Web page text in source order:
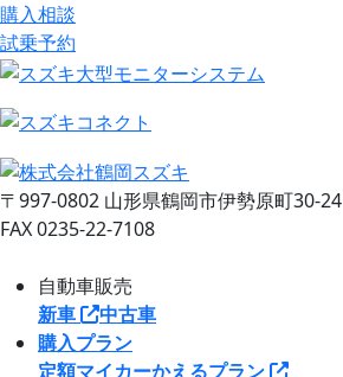
購入相談
試乗予約
〒997-0802 山形県鶴岡市伊勢原町30-24
FAX 0235-22-7108
自動車販売
新車
中古車
購入プラン
定額マイカーかえるプラン